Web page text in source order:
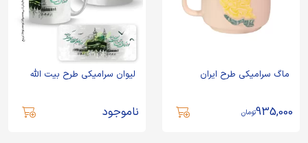
ماگ سرامیکی طرح ایران
935,000تومان
لیوان سرامیکی طرح بیت الله
ناموجود